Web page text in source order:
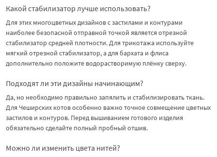
Какой стабилизатор лучше использовать?
Для этих многоцветных дизайнов с застилами и контурами
наиболее безопасной отправной точкой является отрезной
стабилизатор средней плотности. Для трикотажа используйте
мягкий отрезной стабилизатор, а для бархата и флиса
дополнительно положите водорастворимую плёнку сверху.
Подходят ли эти дизайны начинающим?
Да, но необходимо правильно запялить и стабилизировать ткань.
Для Чеширских котов особенно важно точное совмещение цветных
застилов и контуров. Перед вышиванием готового изделия
обязательно сделайте полный пробный отшив.
Можно ли изменить цвета нитей?